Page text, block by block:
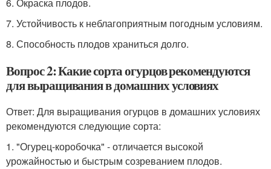
7. Устойчивость к неблагоприятным погодным условиям.
8. Способность плодов храниться долго.
Вопрос 2: Какие сорта огурцов рекомендуются
для выращивания в домашних условиях
Ответ: Для выращивания огурцов в домашних условиях
рекомендуются следующие сорта:
1. "Огурец-коробочка" - отличается высокой
урожайностью и быстрым созреванием плодов.